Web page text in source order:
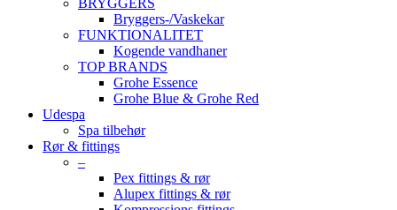
BRYGGERS
Bryggers-/Vaskekar
FUNKTIONALITET
Kogende vandhaner
TOP BRANDS
Grohe Essence
Grohe Blue & Grohe Red
Udespa
Spa tilbehør
Rør & fittings
–
Pex fittings & rør
Alupex fittings & rør